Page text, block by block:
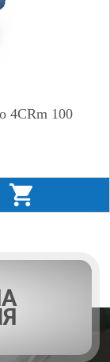
4CRm 100